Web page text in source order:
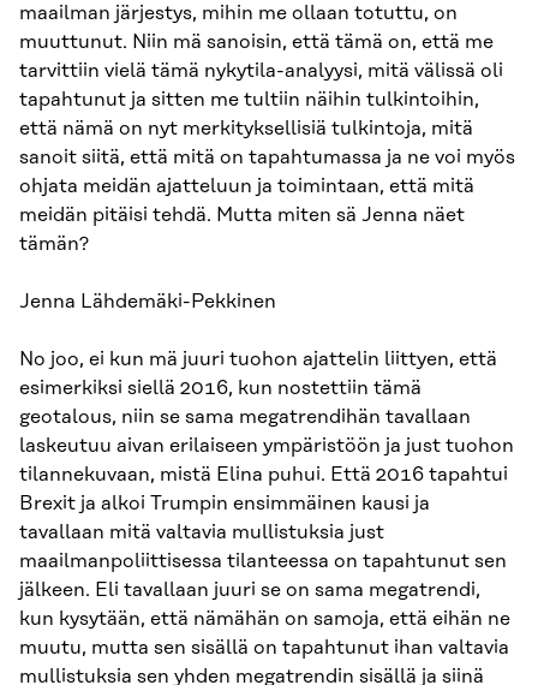
maailman järjestys, mihin me ollaan totuttu, on
muuttunut. Niin mä sanoisin, että tämä on, että me
tarvittiin vielä tämä nykytila-analyysi, mitä välissä oli
tapahtunut ja sitten me tultiin näihin tulkintoihin,
että nämä on nyt merkityksellisiä tulkintoja, mitä
sanoit siitä, että mitä on tapahtumassa ja ne voi myös
ohjata meidän ajatteluun ja toimintaan, että mitä
meidän pitäisi tehdä. Mutta miten sä Jenna näet
tämän?
Jenna Lähdemäki-Pekkinen
No joo, ei kun mä juuri tuohon ajattelin liittyen, että
esimerkiksi siellä 2016, kun nostettiin tämä
geotalous, niin se sama megatrendihän tavallaan
laskeutuu aivan erilaiseen ympäristöön ja just tuohon
tilannekuvaan, mistä Elina puhui. Että 2016 tapahtui
Brexit ja alkoi Trumpin ensimmäinen kausi ja
tavallaan mitä valtavia mullistuksia just
maailmanpoliittisessa tilanteessa on tapahtunut sen
jälkeen. Eli tavallaan juuri se on sama megatrendi,
kun kysytään, että nämähän on samoja, että eihän ne
muutu, mutta sen sisällä on tapahtunut ihan valtavia
mullistuksia sen yhden megatrendin sisällä ja siinä